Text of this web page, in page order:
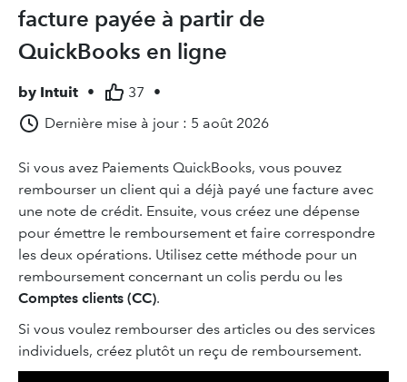
facture payée à partir de
QuickBooks en ligne
by Intuit • 37
•
Dernière mise à jour : 5 août 2026
Si vous avez Paiements QuickBooks, vous pouvez
rembourser un client qui a déjà payé une facture avec
une note de crédit. Ensuite, vous créez une dépense
pour émettre le remboursement et faire correspondre
les deux opérations. Utilisez cette méthode pour un
remboursement concernant un colis perdu ou les
Comptes clients (CC).
Si vous voulez rembourser des articles ou des services
individuels, créez plutôt un reçu de remboursement.